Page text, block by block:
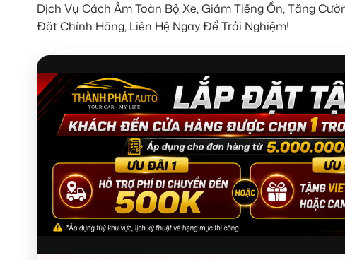
Dịch Vụ Cách Âm Toàn Bộ Xe, Giảm Tiếng Ồn, Tăng
Đặt Chính Hãng, Liên Hệ Ngay Để Trải Nghiệm!